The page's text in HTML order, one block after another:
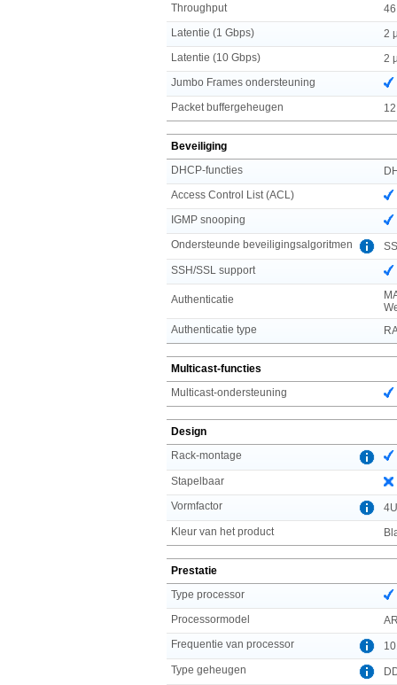
Throughput
Latentie (1 Gbps)
2
Latentie (10 Gbps)
2
Jumbo Frames ondersteuning
Packet buffergeheugen
Beveiliging
DHCP-functies
Access Control List (ACL)
IGMP snooping
Ondersteunde beveiligingsalgoritmen
SSH/SSL support
Authenticatie
Authenticatie type
Multicast-functies
Multicast-ondersteuning
Design
Rack-montage
Stapelbaar
Vormfactor
4U
Kleur van het product
Prestatie
Type processor
Processormodel
Frequentie van processor
Type geheugen